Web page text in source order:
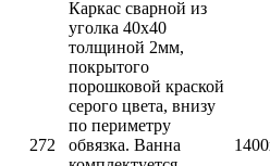
272
Каркас сварной из
уголка 40х40
толщиной 2мм,
покрытого
порошковой краской
серого цвета, внизу
по периметру
обвязка. Ванна